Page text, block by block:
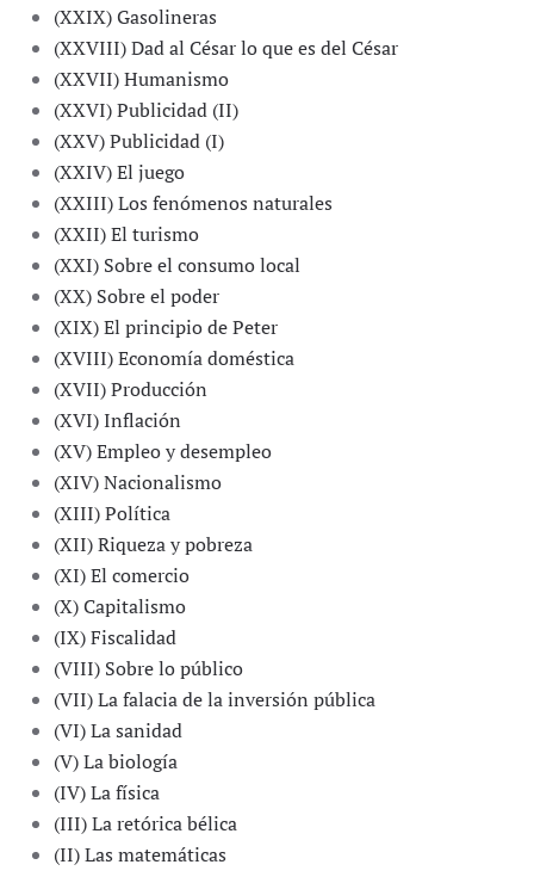
(XXIX) Gasolineras
(XXVIII) Dad al César lo que es del César
(XXVII) Humanismo
(XXVI) Publicidad (II)
(XXV) Publicidad (I)
(XXIV) El juego
(XXIII) Los fenómenos naturales
(XXII) El turismo
(XXI) Sobre el consumo local
(XX) Sobre el poder
(XIX) El principio de Peter
(XVIII) Economía doméstica
(XVII) Producción
(XVI) Inflación
(XV) Empleo y desempleo
(XIV) Nacionalismo
(XIII) Política
(XII) Riqueza y pobreza
(XI) El comercio
(X) Capitalismo
(IX) Fiscalidad
(VIII) Sobre lo público
(VII) La falacia de la inversión pública
(VI) La sanidad
(V) La biología
(IV) La física
(III) La retórica bélica
(II) Las matemáticas